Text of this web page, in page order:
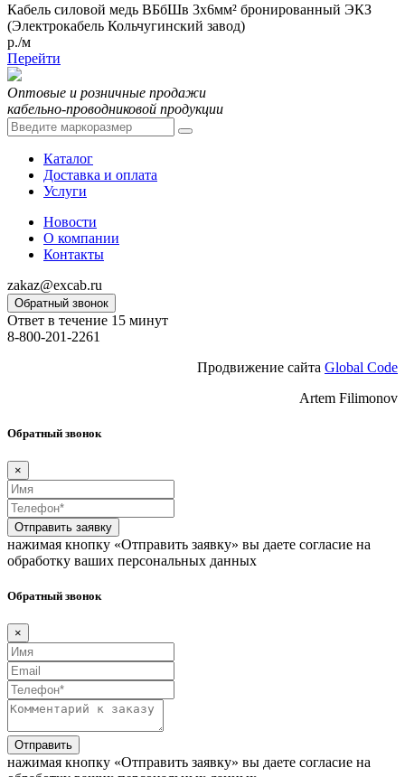
Кабель силовой медь ВБбШв 3x6мм² бронированный ЭКЗ
(Электрокабель Кольчугинский завод)
р./м
Перейти
Оптовые и розничные продажи
кабельно-проводниковой продукции
Каталог
Доставка и оплата
Услуги
Новости
О компании
Контакты
zakaz@excab.ru
Обратный звонок
Ответ в течение 15 минут
8-800-201-2261
Продвижение сайта Global Code
Artem Filimonov
Обратный звонок
×
Отправить заявку
нажимая кнопку «Отправить заявку» вы даете согласие на
обработку ваших персональных данных
Обратный звонок
×
Отправить
нажимая кнопку «Отправить заявку» вы даете согласие на